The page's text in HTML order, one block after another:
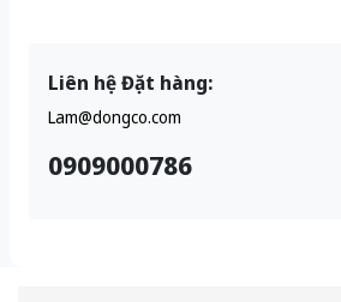
Liên hệ Đặt hàng:
Lam@dongco.com
0909000786